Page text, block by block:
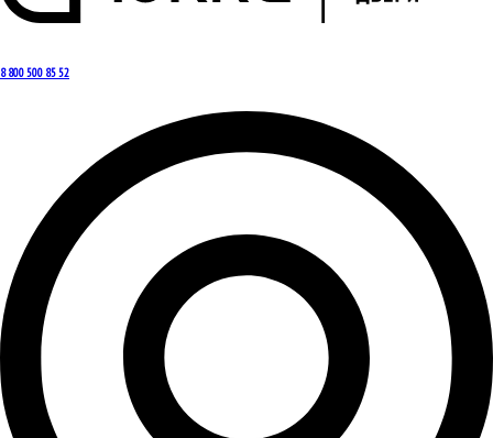
8 800 500 85 52